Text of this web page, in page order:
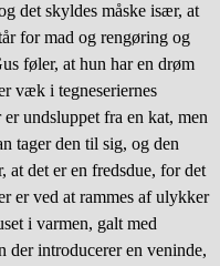
det skyldes måske især, at
for mad og rengøring og
føler, at hun har en drøm
væk i tegneseriernes
undsluppet fra en kat, men
tager den til sig, og den
at det er en fredsdue, for det
er ved at rammes af ulykker
i varmen, galt med
der introducerer en veninde,